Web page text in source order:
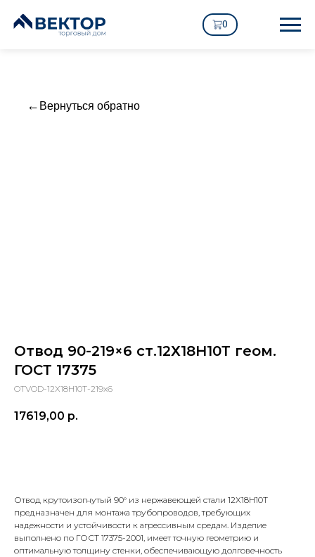
0
Вернуться обратно
Отвод 90-219×6 ст.12Х18Н10Т геом.
ГОСТ 17375
OTVOD-12Х18Н10Т-219x6
17619,00 р.
Отвод крутоизогнутый 90° из нержавеющей стали 12Х18Н10Т
предназначен для монтажа трубопроводов, требующих
надежности и устойчивости к агрессивным средам. Изделие
выполнено по ГОСТ 17375-2001, имеет точную геометрию и
оптимальную толщину стенки, обеспечивающую долговечность